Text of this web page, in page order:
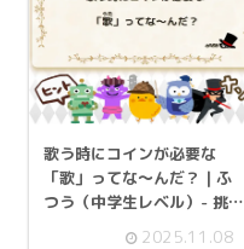
歌う時にコインが必要な
「歌」ってな～んだ？ | ふ
つう（中学生レベル）- 挑戦
2025.11.08